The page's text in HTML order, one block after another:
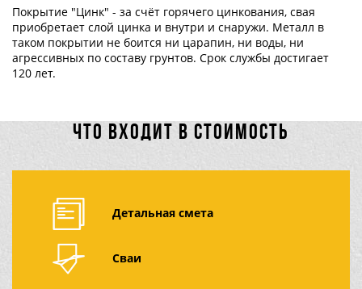
Покрытие "Цинк" - за счёт горячего цинкования, свая
приобретает слой цинка и внутри и снаружи. Металл в
таком покрытии не боится ни царапин, ни воды, ни
агрессивных по составу грунтов. Срок службы достигает
120 лет.
ЧТО ВХОДИТ В СТОИМОСТЬ
Детальная смета
Сваи